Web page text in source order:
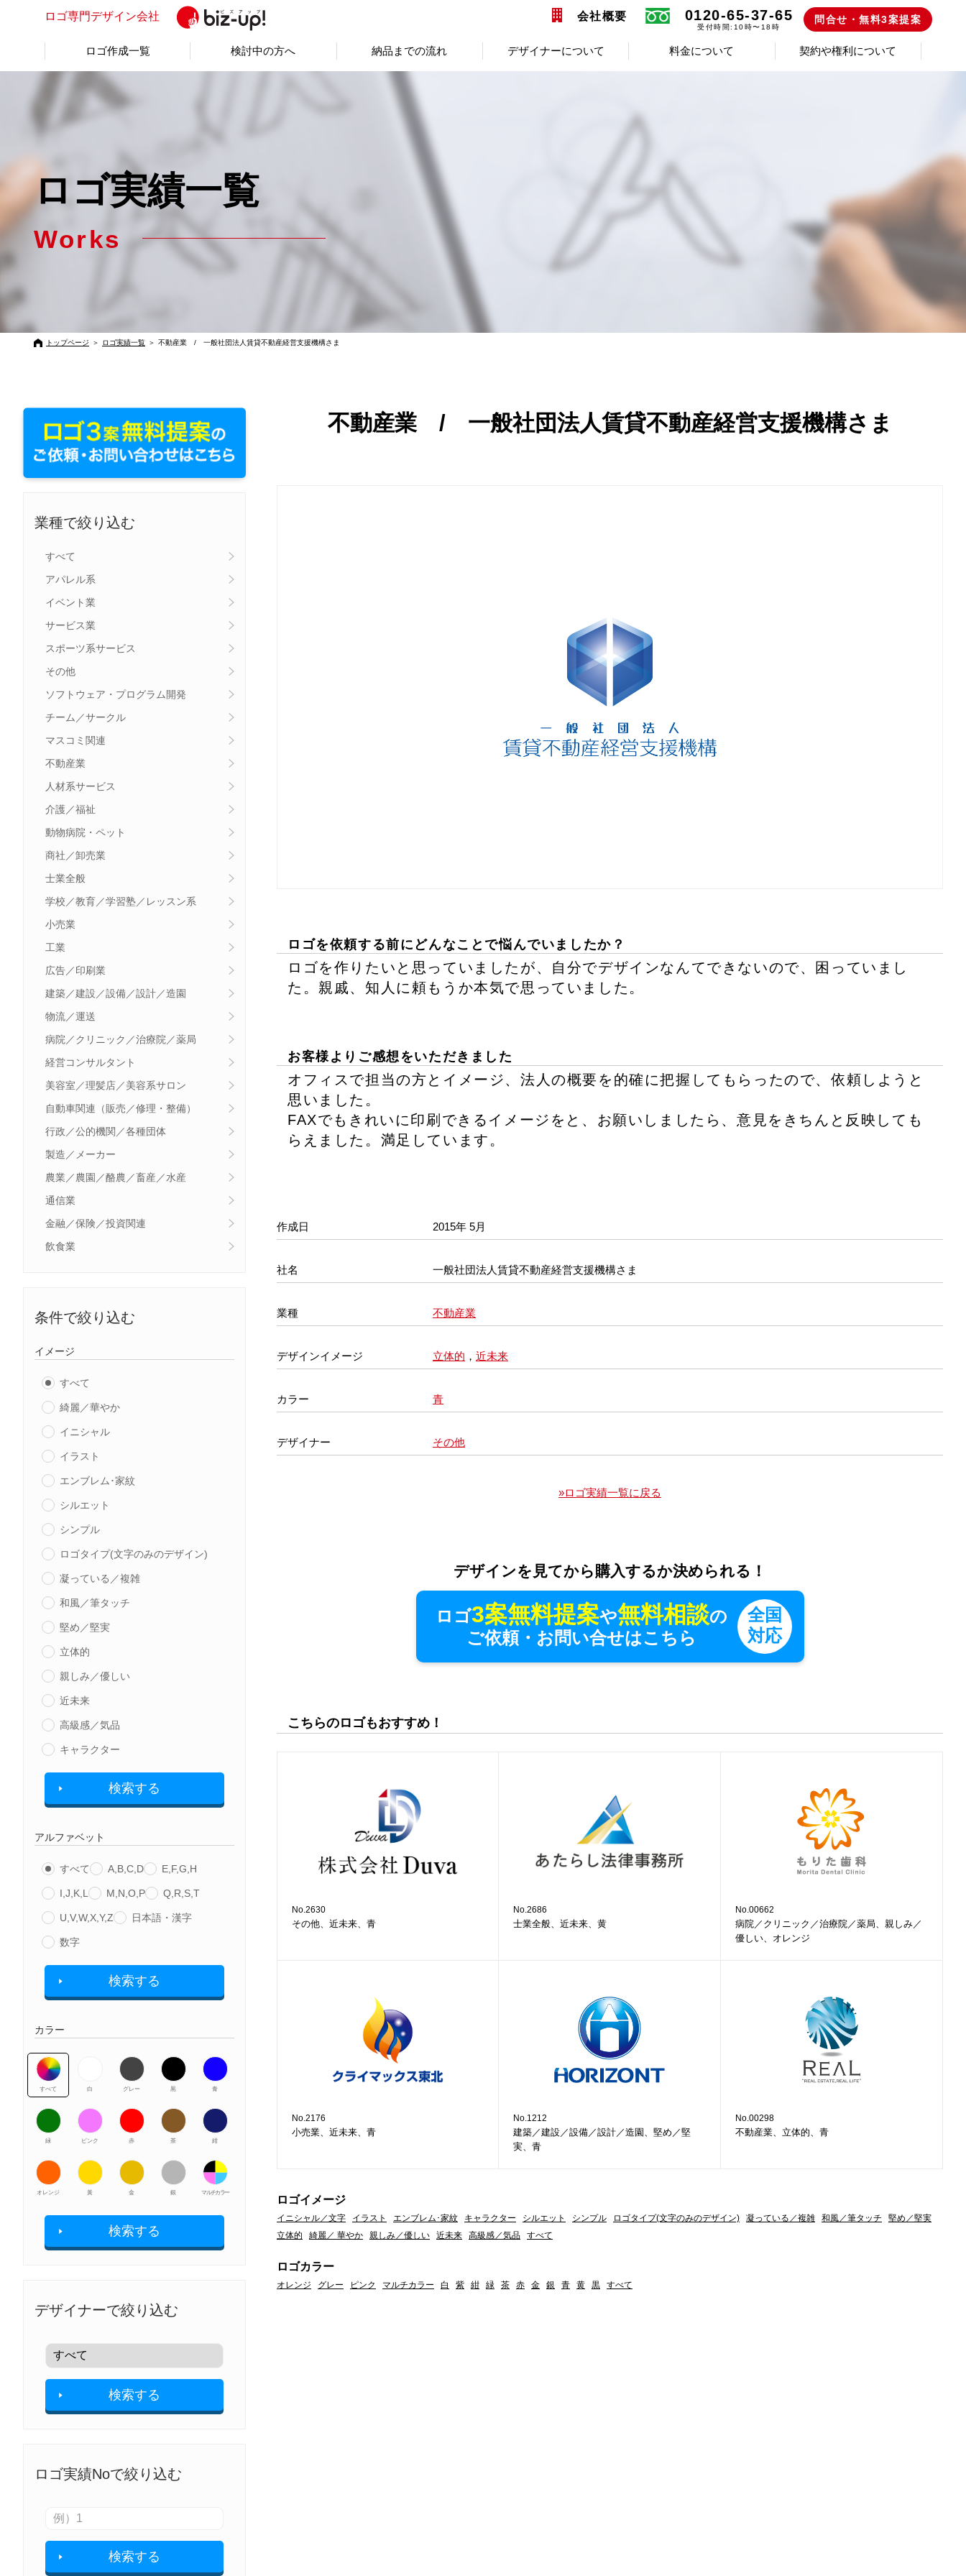
ロゴ専門デザイン会社 会社概要 0120-65-37-65
受付時間:10時〜18時
問合せ・無料3案提案
ロゴ作成一覧 検討中の方へ 納品までの流れ デザイナーについて 料金について 契約や権利について
ロゴ実績一覧
Works
トップページ ＞ ロゴ実績一覧 ＞ 不動産業 / 一般社団法人賃貸不動産経営支援機構さま
業種で絞り込む
すべて
アパレル系
イベント業
サービス業
スポーツ系サービス
その他
ソフトウェア・プログラム開発
チーム／サークル
マスコミ関連
不動産業
人材系サービス
介護／福祉
動物病院・ペット
商社／卸売業
士業全般
学校／教育／学習塾／レッスン系
小売業
工業
広告／印刷業
建築／建設／設備／設計／造園
物流／運送
病院／クリニック／治療院／薬局
経営コンサルタント
美容室／理髪店／美容系サロン
自動車関連（販売／修理・整備）
行政／公的機関／各種団体
製造／メーカー
農業／農園／酪農／畜産／水産
通信業
金融／保険／投資関連
飲食業
条件で絞り込む
イメージ
すべて
綺麗／華やか
イニシャル
イラスト
エンブレム･家紋
シルエット
シンプル
ロゴタイプ(文字のみのデザイン)
凝っている／複雑
和風／筆タッチ
堅め／堅実
立体的
親しみ／優しい
近未来
高級感／気品
キャラクター
検索する
アルファベット
すべて A,B,C,D E,F,G,H
I,J,K,L M,N,O,P Q,R,S,T
U,V,W,X,Y,Z 日本語・漢字
数字
検索する
カラー
すべて 白 グレー 黒 青
緑 ピンク 赤 茶 紺
オレンジ 黃 金 銀 マルチカラー
検索する
デザイナーで絞り込む
検索する
ロゴ実績Noで絞り込む
検索する
不動産業 / 一般社団法人賃貸不動産経営支援機構さま
ロゴを依頼する前にどんなことで悩んでいましたか？
ロゴを作りたいと思っていましたが、自分でデザインなんてできないので、困っていまし
た。親戚、知人に頼もうか本気で思っていました。
お客様よりご感想をいただきました
オフィスで担当の方とイメージ、法人の概要を的確に把握してもらったので、依頼しようと
思いました。
FAXでもきれいに印刷できるイメージをと、お願いしましたら、意見をきちんと反映しても
らえました。満足しています。
作成日 2015年 5月
社名 一般社団法人賃貸不動産経営支援機構さま
業種 不動産業
デザインイメージ 立体的 ， 近未来
カラー 青
デザイナー その他
»ロゴ実績一覧に戻る
デザインを見てから購入するか決められる！
ロゴ3案無料提案や無料相談の
ご依頼・お問い合せはこちら
全国
対応
こちらのロゴもおすすめ！
No.2630
その他、近未来、青
No.2686
士業全般、近未来、黄
No.00662
病院／クリニック／治療院／薬局、親しみ／
優しい、オレンジ
No.2176
小売業、近未来、青
No.1212
建築／建設／設備／設計／造園、堅め／堅
実、青
No.00298
不動産業、立体的、青
ロゴイメージ
イニシャル／文字 イラスト エンブレム･家紋 キャラクター シルエット シンプル ロゴタイプ(文字のみのデザイン) 凝っている／複雑 和風／筆タッチ
堅め／堅実
立体的
綺麗／ 華やか 親しみ／優しい 近未来 高級感／気品 すべて
ロゴカラー
オレンジ グレー ピンク マルチカラー 白 紫 紺 緑 茶 赤 金 銀 青 黄 黒 すべて